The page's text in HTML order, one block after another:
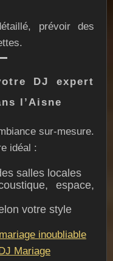
prévoir des
DJ expert
l’Aisne
sur-mesure.
idéal :
salles locales
espace,
votre style
inoubliable
Mariage